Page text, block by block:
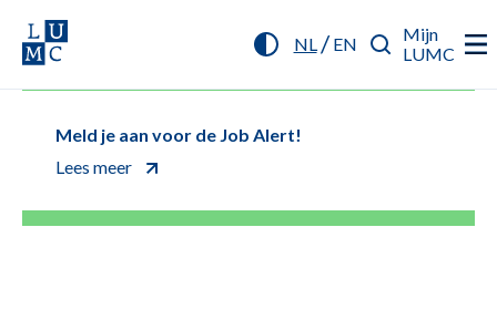
NL/ EN
Mijn
LUMC
Meld je aan voor de Job Alert!
Lees meer